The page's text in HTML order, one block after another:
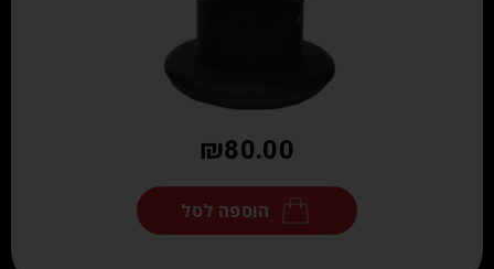
₪80.00
הוספה לסל